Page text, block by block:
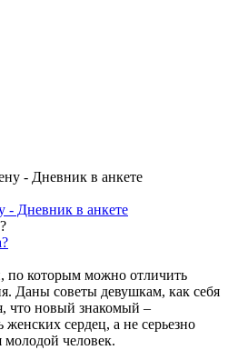
- Дневник в анкете
по которым можно отличить
Даны советы девушкам, как себя
что новый знакомый –
сердец, а не серьезно
человек.